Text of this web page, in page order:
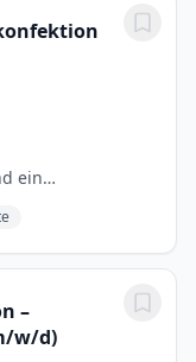
ein
der
Seit
–
w/d)